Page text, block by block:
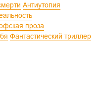
Антиутопия
проза
Фантастический триллер